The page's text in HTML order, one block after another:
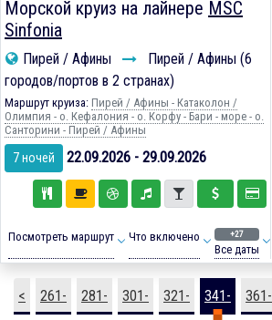
Морской круиз на лайнере MSC
Sinfonia
Пирей / Афины
Пирей / Афины (6
городов/портов в 2 странах)
Маршрут круиза: Пирей / Афины - Катаколон /
Олимпия - о. Кефалония - о. Корфу - Бари - море - о.
Санторини - Пирей / Афины
7 ночей 22.09.2026 - 29.09.2026
Посмотреть маршрут Что включено +27
Все даты
< 261- 281- 301- 321- 341- 361-